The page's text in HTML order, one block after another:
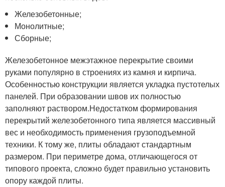
Железобетонные;
Монолитные;
Сборные;
Железобетонное межэтажное перекрытие своими
руками популярно в строениях из камня и кирпича.
Особенностью конструкции является укладка пустотелых
панелей. При образовании швов их полностью
заполняют раствором.Недостатком формирования
перекрытий железобетонного типа является массивный
вес и необходимость применения грузоподъемной
техники. К тому же, плиты обладают стандартным
размером. При периметре дома, отличающегося от
типового проекта, сложно будет правильно установить
опору каждой плиты.